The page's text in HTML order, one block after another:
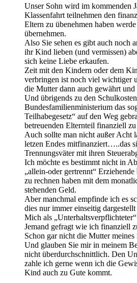
Unser Sohn wird im kommenden
Klassenfahrt teilnehmen den
Eltern zu übenehmen haben
übernehmen.
Also Sie sehen es gibt auch noch
ihr Kind lieben (und vermissen)
sich keine Liebe erkaufen.
Zeit mit den Kindern oder dem
verbringen ist noch viel wichtiger
die Mutter dann auch gewährt und
Und übrigends zu den
Bundesfamilienministerium das
Teilhabegesetz“ auf den Weg
betreuenden Elternteil finanziell zu
Auch sollte man nicht außer Acht
letzen Endes mitfinanziert…..das
Trennungsväter mit ihren
Ich möchte es bestimmt nicht in
„allein-oder gertrennt“
zu rechnen haben mit dem
stehenden Geld.
Aber manchmal empfinde ich es
dies nur immer einseitig
Mich als
Jemand gefragt wie ich finanziell
Schon gar nicht die Mutter meines
Und glauben Sie mir in meinem
nicht überdurchschnittlich. Den
zahle ich gerne wenn ich die
Kind auch zu Gute kommt.